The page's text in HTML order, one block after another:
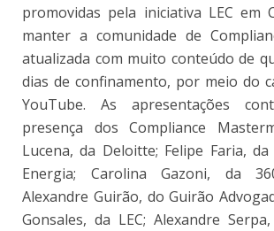
promovidas pela iniciativa LEC em
manter a comunidade de
atualizada com muito conteúdo de
dias de confinamento, por meio do
YouTube. As apresentações
presença dos Compliance
Lucena, da Deloitte; Felipe Faria,
Energia; Carolina Gazoni, da
Alexandre Guirão, do Guirão
Gonsales, da LEC; Alexandre